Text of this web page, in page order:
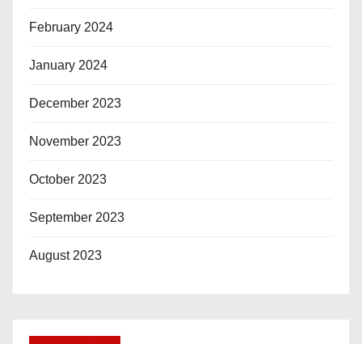
February 2024
January 2024
December 2023
November 2023
October 2023
September 2023
August 2023